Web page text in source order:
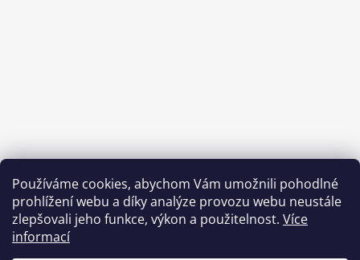
Používáme cookies, abychom Vám umožnili pohodlné
prohlížení webu a díky analýze provozu webu neustále
zlepšovali jeho funkce, výkon a použitelnost. Více
informací
Benefity Pluxee - Sodexo